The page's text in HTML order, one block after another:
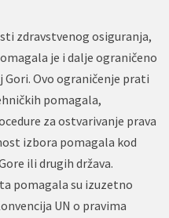
zdravstvenog osiguranja,
je i dalje ograničeno
Ovo ograničenje prati
pomagala,
za ostvarivanje prava
izbora pomagala kod
ili drugih država.
pomagala su izuzetno
UN o pravima